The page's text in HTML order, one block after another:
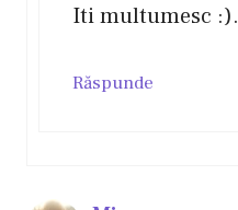
Iti multumesc :).
Răspunde